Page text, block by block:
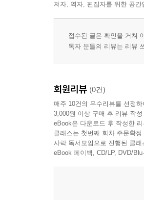
제11 장 동아시아
제12장 남부 아시아
제14장 오스트레일리아와
저자, 역자, 편집자를 위한 공
접수된 글은 확인을 거쳐
독자 분들의 리뷰는 리뷰
회원리뷰 (0건)
매주 10건의 우수리뷰를 선정
3,000원 이상 구매 후 리뷰 작성
eBook은 다운로드 후 작성한
클래스는 첫번째 회차 주문확
사락 독서모임으로 진행된 클
eBook 페이백, CD/LP, DVD/